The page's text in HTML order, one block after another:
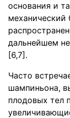
основания и
механический
дальнейшем
[6,7].
Часто
шампиньона,
плодовых тел